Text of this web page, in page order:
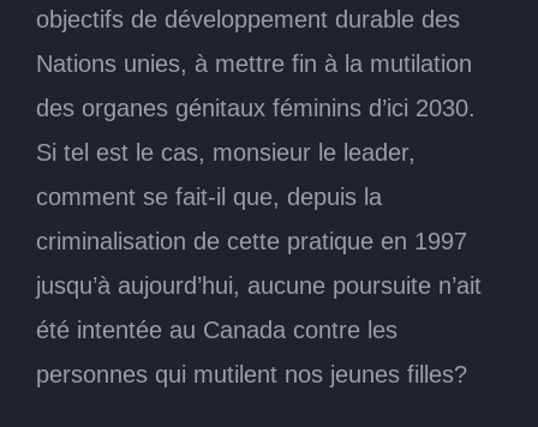
objectifs de développement durable des
Nations unies, à mettre fin à la mutilation
des organes génitaux féminins d’ici 2030.
Si tel est le cas, monsieur le leader,
comment se fait-il que, depuis la
criminalisation de cette pratique en 1997
jusqu’à aujourd’hui, aucune poursuite n’ait
été intentée au Canada contre les
personnes qui mutilent nos jeunes filles?